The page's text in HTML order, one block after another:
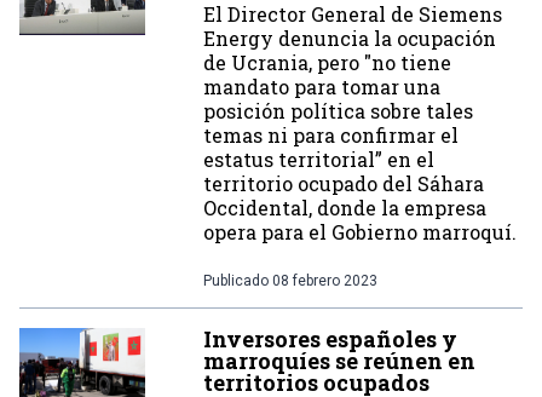
El Director General de Siemens
Energy denuncia la ocupación
de Ucrania, pero "no tiene
mandato para tomar una
posición política sobre tales
temas ni para confirmar el
estatus territorial” en el
territorio ocupado del Sáhara
Occidental, donde la empresa
opera para el Gobierno marroquí.
Publicado 08 febrero 2023
Inversores españoles y
marroquíes se reúnen en
territorios ocupados